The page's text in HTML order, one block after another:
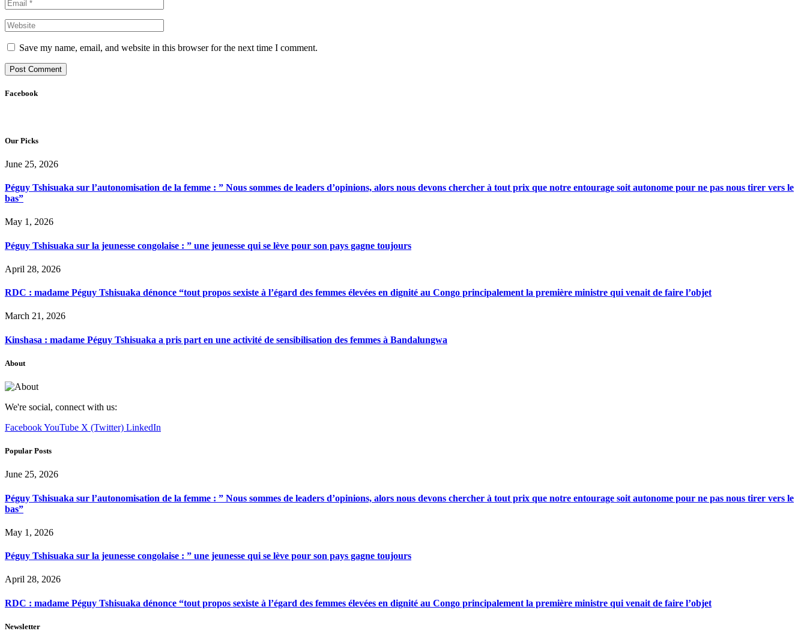
Save my name, email, and website in this browser for the next time I comment.
Facebook
Our Picks
June 25, 2026
Péguy Tshisuaka sur l’autonomisation de la femme : ” Nous sommes de leaders d’opinions, alors nous devons chercher à tout prix que notre entourage soit autonome pour ne pas nous tirer vers le
bas”
May 1, 2026
Péguy Tshisuaka sur la jeunesse congolaise : ” une jeunesse qui se lève pour son pays gagne toujours
April 28, 2026
RDC : madame Péguy Tshisuaka dénonce “tout propos sexiste à l’égard des femmes élevées en dignité au Congo principalement la première ministre qui venait de faire l’objet
March 21, 2026
Kinshasa : madame Péguy Tshisuaka a pris part en une activité de sensibilisation des femmes à Bandalungwa
About
We're social, connect with us:
FacebookYouTube X (Twitter) LinkedIn
Popular Posts
June 25, 2026
Péguy Tshisuaka sur l’autonomisation de la femme : ” Nous sommes de leaders d’opinions, alors nous devons chercher à tout prix que notre entourage soit autonome pour ne pas nous tirer vers le
bas”
May 1, 2026
Péguy Tshisuaka sur la jeunesse congolaise : ” une jeunesse qui se lève pour son pays gagne toujours
April 28, 2026
RDC : madame Péguy Tshisuaka dénonce “tout propos sexiste à l’égard des femmes élevées en dignité au Congo principalement la première ministre qui venait de faire l’objet
Newsletter